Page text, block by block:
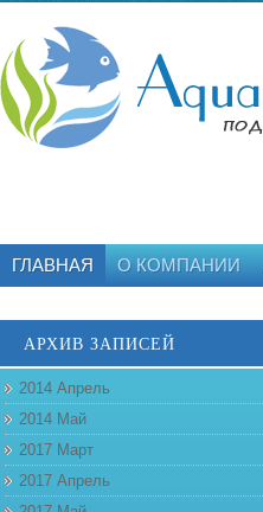
ГЛАВНАЯ О КОМПАНИИ
АРХИВ ЗАПИСЕЙ
2014 Апрель
2014 Май
2017 Март
2017 Апрель